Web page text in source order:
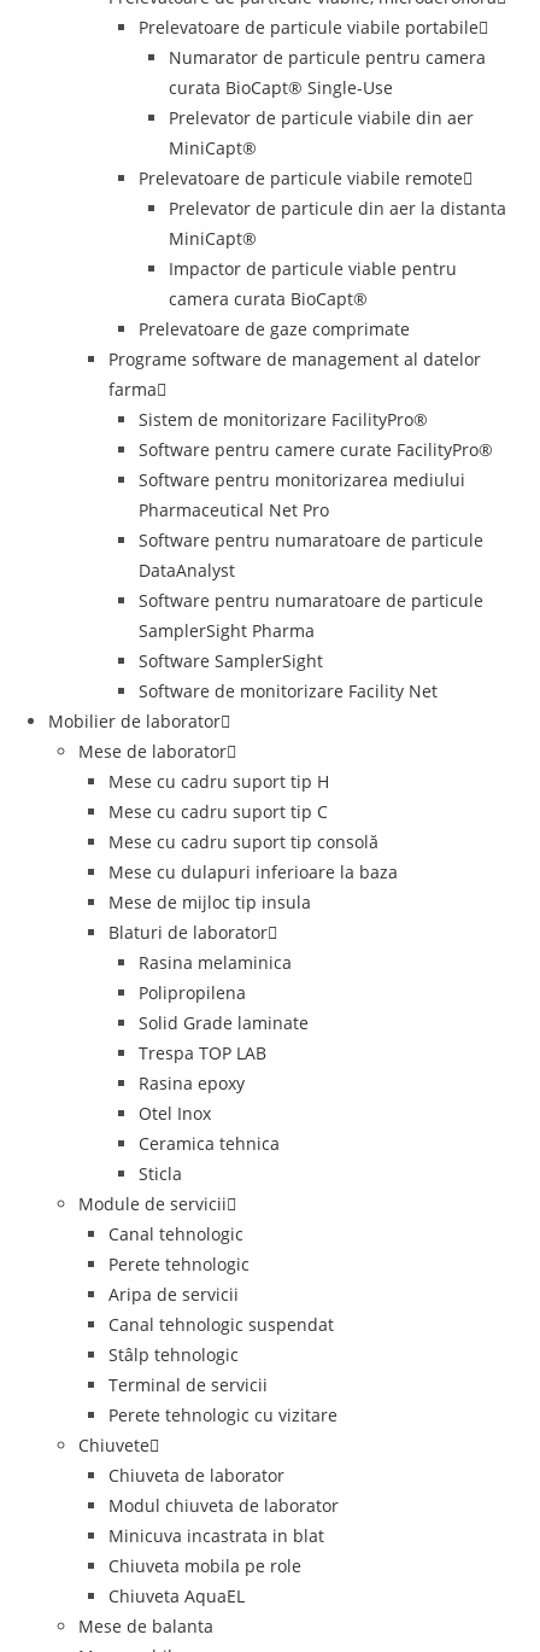
Prelevatoare de particule viabile portabile
Numarator de particule pentru camera
curata BioCapt® Single-Use
Prelevator de particule viabile din aer
MiniCapt®
Prelevatoare de particule viabile remote
Prelevator de particule din aer la distanta
MiniCapt®
Impactor de particule viable pentru
camera curata BioCapt®
Prelevatoare de gaze comprimate
Programe software de management al datelor
farma
Sistem de monitorizare FacilityPro®
Software pentru camere curate FacilityPro®
Software pentru monitorizarea mediului
Pharmaceutical Net Pro
Software pentru numaratoare de particule
DataAnalyst
Software pentru numaratoare de particule
SamplerSight Pharma
Software SamplerSight
Software de monitorizare Facility Net
Mobilier de laborator
Mese de laborator
Mese cu cadru suport tip H
Mese cu cadru suport tip C
Mese cu cadru suport tip consolă
Mese cu dulapuri inferioare la baza
Mese de mijloc tip insula
Blaturi de laborator
Rasina melaminica
Polipropilena
Solid Grade laminate
Trespa TOP LAB
Rasina epoxy
Otel Inox
Ceramica tehnica
Sticla
Module de servicii
Canal tehnologic
Perete tehnologic
Aripa de servicii
Canal tehnologic suspendat
Stâlp tehnologic
Terminal de servicii
Perete tehnologic cu vizitare
Chiuvete
Chiuveta de laborator
Modul chiuveta de laborator
Minicuva incastrata in blat
Chiuveta mobila pe role
Chiuveta AquaEL
Mese de balanta